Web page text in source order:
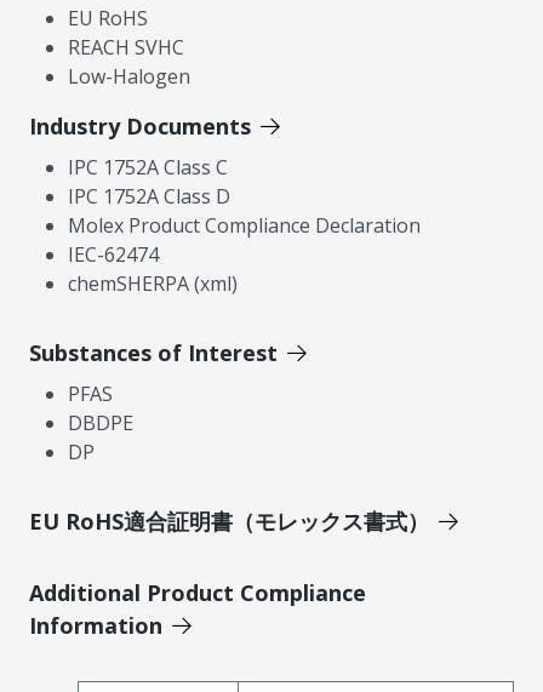
EU RoHS
REACH SVHC
Low-Halogen
Industry Documents
IPC 1752A Class C
IPC 1752A Class D
Molex Product Compliance Declaration
IEC-62474
chemSHERPA (xml)
Substances of Interest
PFAS
DBDPE
DP
EU RoHS適合証明書（モレックス書式）
Additional Product Compliance
Information